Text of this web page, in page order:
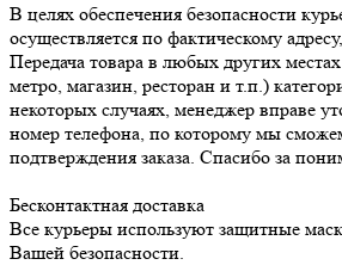
В целях обеспечения безопасности
осуществляется по фактическому
Передача товара в любых других
метро, магазин, ресторан и т.п.)
некоторых случаях, менеджер вправе
номер телефона, по которому мы
подтверждения заказа. Спасибо за
Бесконтактная доставка
Все курьеры используют защитные
Вашей безопасности.